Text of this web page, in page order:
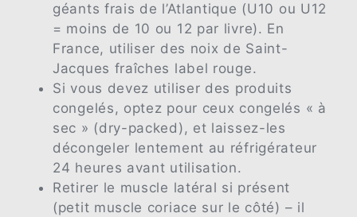
géants frais de l’Atlantique (U10 ou U12
= moins de 10 ou 12 par livre). En
France, utiliser des noix de Saint-
Jacques fraîches label rouge.
Si vous devez utiliser des produits
congelés, optez pour ceux congelés « à
sec » (dry-packed), et laissez-les
décongeler lentement au réfrigérateur
24 heures avant utilisation.
Retirer le muscle latéral si présent
(petit muscle coriace sur le côté) – il